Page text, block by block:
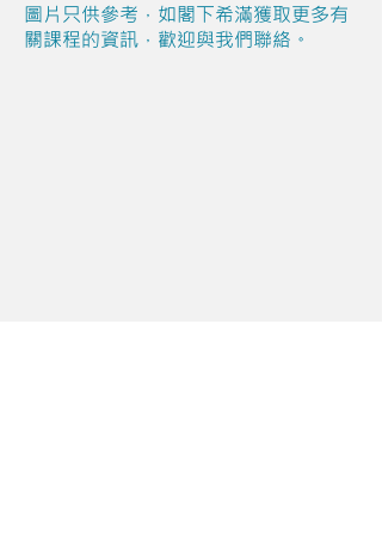
圖片只供參考，如閣下希滿獲取更多有
關課程的資訊，歡迎與我們聯絡。